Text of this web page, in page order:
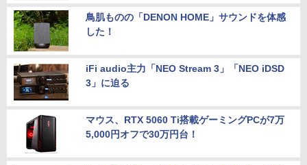
鳥肌ものの「DENON HOME」サウンドを体感
した！
iFi audio主力「NEO Stream 3」「NEO iDSD
3」に迫る
マウス、RTX 5060 Ti搭載ゲーミングPCが7万
5,000円オフで30万円台！